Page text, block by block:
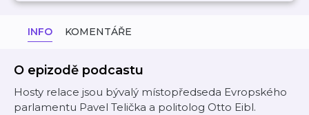
INFO KOMENTÁŘE
O epizodě podcastu
Hosty relace jsou bývalý místopředseda Evropského
parlamentu Pavel Telička a politolog Otto Eibl.